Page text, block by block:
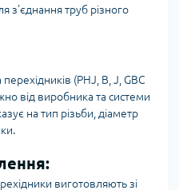
з'єднання труб різного
(PHJ, B, J, GBC
від виробника та системи
на тип різьби, діаметр
виготовляють зі